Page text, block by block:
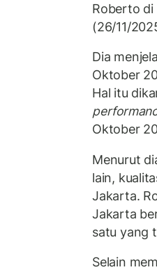
Roberto di
(26/11/
Dia
Oktober
Hal itu
Oktober
Menurut
lain,
Jakarta.
Jakarta
satu yang
Selain